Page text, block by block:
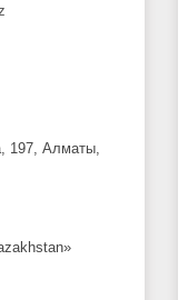
197, Алматы,